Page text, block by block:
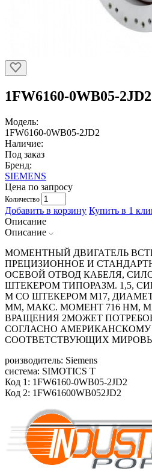
1FW6160-0WB05-2JD2
Модель:
1FW6160-0WB05-2JD2
Наличие:
Под заказ
Бренд:
SIEMENS
Цена по запросу
Количество
Добавить в корзину Купить в 1
Описание
Описание
МОМЕНТНЫЙ ДВИГАТЕЛЬ
ПРЕЦИЗИОННОЕ И
ОСЕВОЙ ОТВОД КАБЕЛЯ,
ШТЕКЕРОМ ТИПОРАЗМ. 1,5,
М СО ШТЕКЕРОМ М17,
ММ, МАКС. МОМЕНТ 716 HM,
ВРАЩЕНИЯ 2МОЖЕТ
СОГЛАСНО АМЕРИКАНСКОМУ
СООТВЕТСТВУЮЩИХ
роизводитель: Siemens
система: SIMOTICS T
Код 1: 1FW6160-0WB05-2JD2
Код 2: 1FW61600WB052JD2